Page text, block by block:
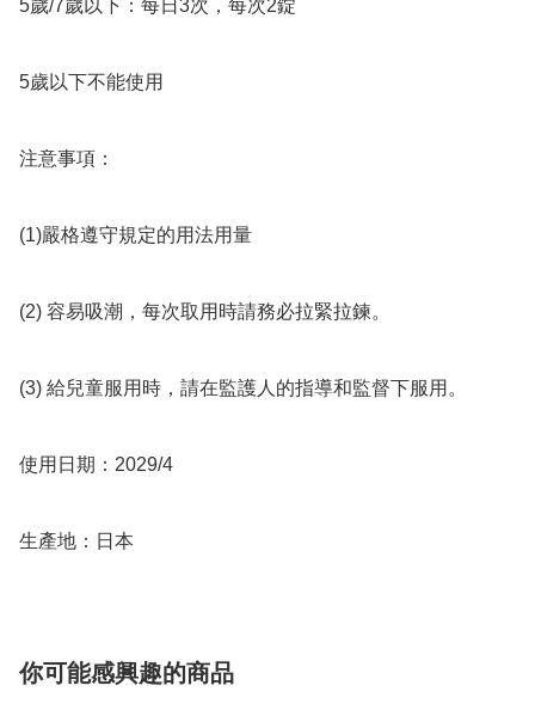
5歲/7歲以下：每日3次，每次2錠
5歲以下不能使用
注意事項：
(1)嚴格遵守規定的用法用量
(2) 容易吸潮，每次取用時請務必拉緊拉鍊。
(3) 給兒童服用時，請在監護人的指導和監督下服用。
使用日期：2029/4
生產地：日本
你可能感興趣的商品